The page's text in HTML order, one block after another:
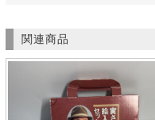
関連商品